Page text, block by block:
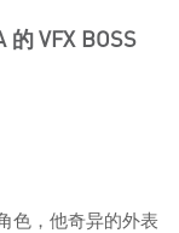
的 VFX BOSS
色，他奇异的外表